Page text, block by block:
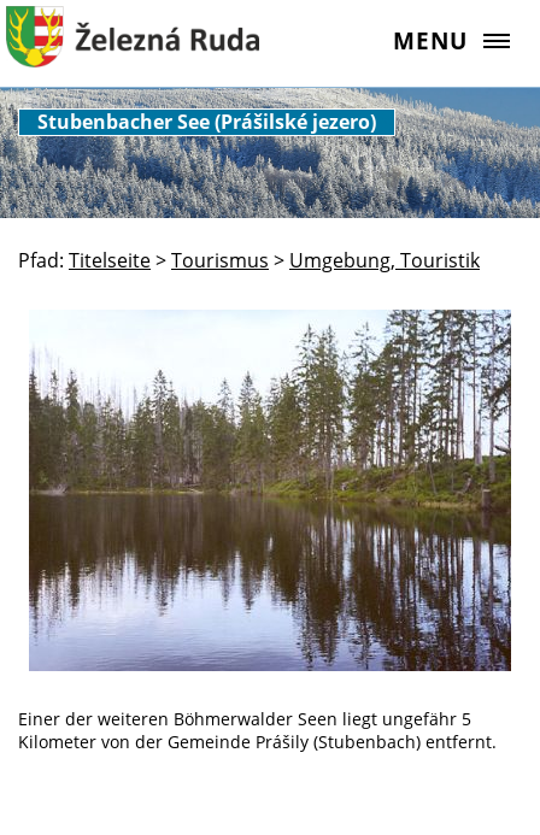
MENU
Stubenbacher See (Prášilské jezero)
Pfad: Titelseite>Tourismus > Umgebung, Touristik
Einer der weiteren Böhmerwalder Seen liegt ungefähr 5
Kilometer von der Gemeinde Prášily (Stubenbach) entfernt.